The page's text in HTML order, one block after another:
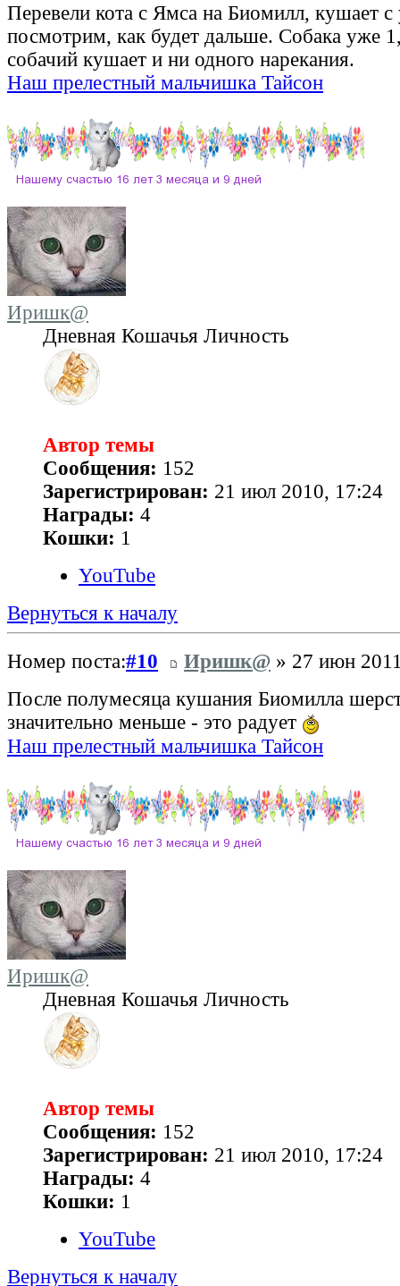
Перевели кота с Ямса на Биомилл, кушает с
посмотрим, как будет дальше. Собака уже
собачий кушает и ни одного нарекания.
Наш прелестный мальчишка Тайсон
Иришк@
Дневная Кошачья Личность
Автор темы
Сообщения: 152
Зарегистрирован: 21 июл 2010, 17:24
Награды: 4
Кошки: 1
YouTube
Вернуться к началу
Номер поста:#10 Иришк@ » 27 июн
После полумесяца кушания Биомилла
значительно меньше - это радует
Наш прелестный мальчишка Тайсон
Иришк@
Дневная Кошачья Личность
Автор темы
Сообщения: 152
Зарегистрирован: 21 июл 2010, 17:24
Награды: 4
Кошки: 1
YouTube
Вернуться к началу